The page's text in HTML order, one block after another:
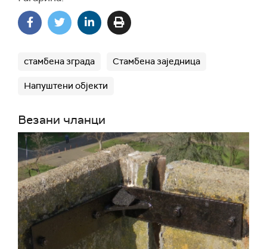
стамбена зграда Стамбена заједница
Напуштени објекти
Везани чланци